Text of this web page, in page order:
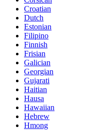
Croatian
Dutch
Estonian
Filipino
Finnish
Frisian
Galician
Georgian
Gujarati
Haitian
Hausa
Hawaiian
Hebrew
Hmong